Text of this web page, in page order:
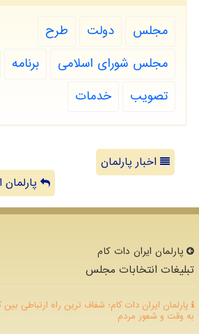
مجلس دولت
طرح
مجلس شورای اسلامی
برنامه
تصویب
خدمات
اخبار پارلمان
پارلمان ایران دات كام
تبلیغات انتخابات مجلس
پارلمان ایران دات کام؛ شفاف ترین راه ارتباطی بین
به وقت و شعور مردم